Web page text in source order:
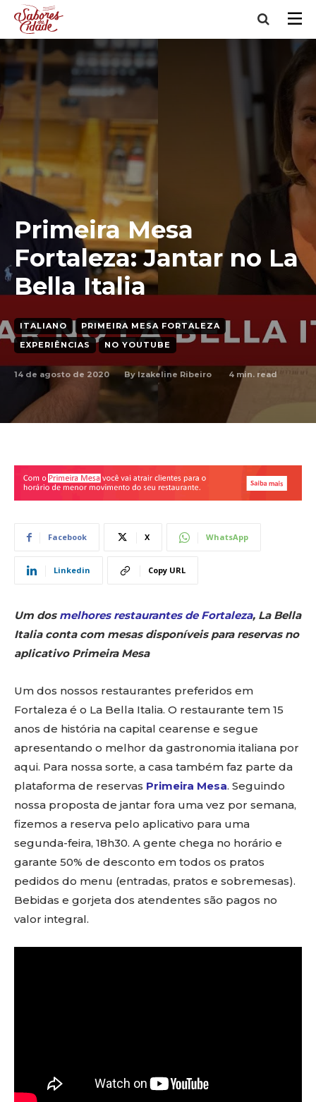
Primeira Mesa
Fortaleza: Jantar no La
Bella Italia
ITALIANO
PRIMEIRA MESA FORTALEZA
EXPERIÊNCIAS
NO YOUTUBE
14 de agosto de 2020 By Izakeline Ribeiro 4 min. read
Facebook X WhatsApp
Linkedin Copy URL
Um dos melhores restaurantes de Fortaleza, La Bella
Italia conta com mesas disponíveis para reservas no
aplicativo Primeira Mesa
Um dos nossos restaurantes preferidos em
Fortaleza é o La Bella Italia. O restaurante tem 15
anos de história na capital cearense e segue
apresentando o melhor da gastronomia italiana por
aqui. Para nossa sorte, a casa também faz parte da
plataforma de reservas Primeira Mesa. Seguindo
nossa proposta de jantar fora uma vez por semana,
fizemos a reserva pelo aplicativo para uma
segunda-feira, 18h30. A gente chega no horário e
garante 50% de desconto em todos os pratos
pedidos do menu (entradas, pratos e sobremesas).
Bebidas e gorjeta dos atendentes são pagos no
valor integral.